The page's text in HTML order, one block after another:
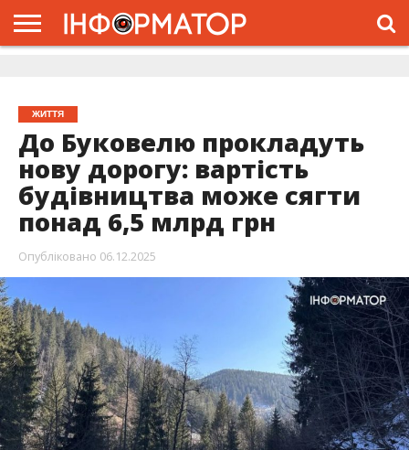
ЖИТТЯ
До Буковелю прокладуть
нову дорогу: вартість
будівництва може сягти
понад 6,5 млрд грн
Опубліковано 06.12.2025